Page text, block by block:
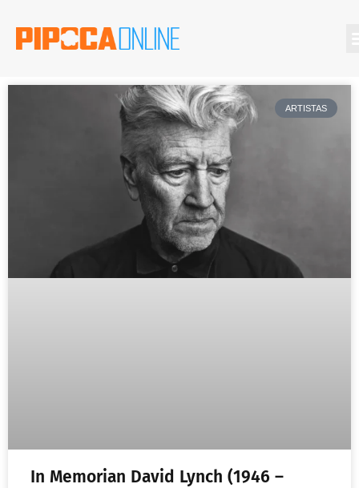
ARTISTAS
In Memorian David Lynch (1946 –